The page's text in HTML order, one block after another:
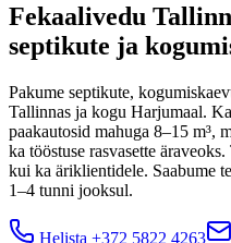
Fekaalivedu
septikute ja
Pakume septikute,
Tallinnas ja kogu Harjumaal.
paakautosid mahuga 8–15 m³,
ka tööstuse rasvasette
kui ka äriklientidele. Saabume
1–4 tunni jooksul.
Helista +372 5822 4263